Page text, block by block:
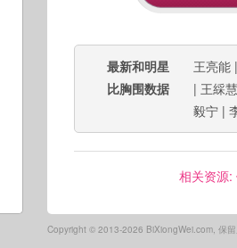
最新和明星
比胸围数据
王亮能
| 王綵慧
毅宁 |
相关资源:
Copyright © 2013-2026 BiXiongWei.com, 保